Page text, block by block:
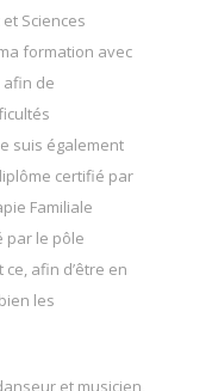
Sciences
formation avec
afin de
suis également
certifié par
Familiale
par le pôle
afin d’être en
les
et musicien,